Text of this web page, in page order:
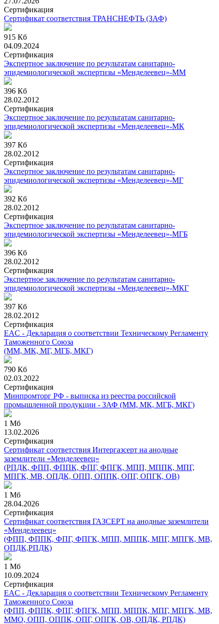
Сертификация
Сертификат соответствия ТРАНСНЕФТЬ (ЗАФ)
915 Кб
04.09.2024
Сертификация
Экспертное заключение по результатам санитарно-
эпидемиологической экспертизы «Менделеевец»-ММ
396 Кб
28.02.2012
Сертификация
Экспертное заключение по результатам санитарно-
эпидемиологической экспертизы «Менделеевец»-МК
397 Кб
28.02.2012
Сертификация
Экспертное заключение по результатам санитарно-
эпидемиологической экспертизы «Менделеевец»-МГ
392 Кб
28.02.2012
Сертификация
Экспертное заключение по результатам санитарно-
эпидемиологической экспертизы «Менделеевец»-МГБ
396 Кб
28.02.2012
Сертификация
Экспертное заключение по результатам санитарно-
эпидемиологической экспертизы «Менделеевец»-МКГ
397 Кб
28.02.2012
Сертификация
EAC - Декларация о соответствии Техническому Регламенту
Таможенного Союза
(ММ, МК, МГ, МГБ, МКГ)
790 Кб
02.03.2022
Сертификация
Минпромторг РФ - выписка из реестра российской
промышленной продукции - ЗАФ (ММ, МК, МГБ, МКГ)
1 Мб
13.02.2026
Сертификация
Сертификат соответствия Интергазсерт на анодные
заземлители «Менделеевец»
(РПДК, ФПП, ФППК, ФПГ, ФПГК, МПП, МППК, МПГ,
МПГК, МВ, ОПДК, ОПП, ОППК, ОПГ, ОПГК, ОВ)
1 Мб
28.04.2026
Сертификация
Сертификат соответствия ГАЗСЕРТ на анодные заземлители
«Менделеевец»
(ФПП, ФППК, ФПГ, ФПГК, МПП, МППК, МПГ, МПГК, МВ,
ОПДК,РПДК)
1 Мб
10.09.2024
Сертификация
EAC - Декларация о соответствии Техническому Регламенту
Таможенного Союза
(ФПП, ФППК, ФПГ, ФПГК, МПП, МППК, МПГ, МПГК, МВ,
ММО, ОПП, ОППК, ОПГ, ОПГК, ОВ, ОПДК, РПДК)